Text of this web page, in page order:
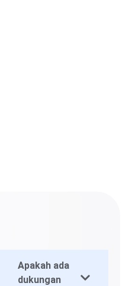
Apakah ada
dukungan